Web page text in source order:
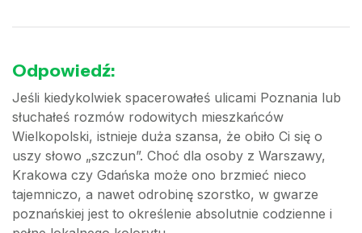
Odpowiedź:
Jeśli kiedykolwiek spacerowałeś ulicami Poznania lub
słuchałeś rozmów rodowitych mieszkańców
Wielkopolski, istnieje duża szansa, że obiło Ci się o
uszy słowo „szczun”. Choć dla osoby z Warszawy,
Krakowa czy Gdańska może ono brzmieć nieco
tajemniczo, a nawet odrobinę szorstko, w gwarze
poznańskiej jest to określenie absolutnie codzienne i